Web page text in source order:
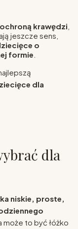
krawędzi
jeszcze sens,
o
formie
dla
dla
niskie, proste,
może to być łóżko